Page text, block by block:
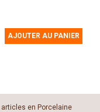
AJOUTER AU PANIER
en Porcelaine